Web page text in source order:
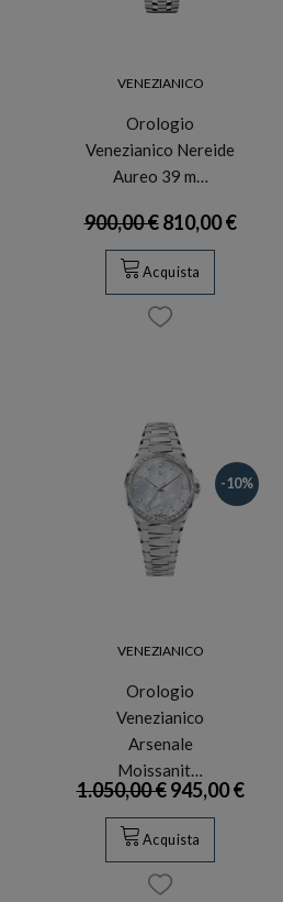
VENEZIANICO
Orologio
Venezianico Nereide
Aureo 39 m…
900,00 €810,00 €
Acquista
-10%
VENEZIANICO
Orologio
Venezianico
Arsenale
Moissanit…
1.050,00 €945,00 €
Acquista